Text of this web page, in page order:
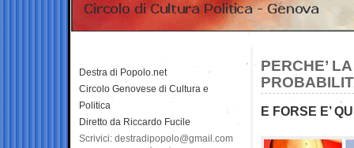
PERCHE’
E FORSE E’
Destra di Popolo.net
Circolo Genovese di Cultura e
Politica
Diretto da Riccardo Fucile
Scrivici: destradipopolo@gmail.com